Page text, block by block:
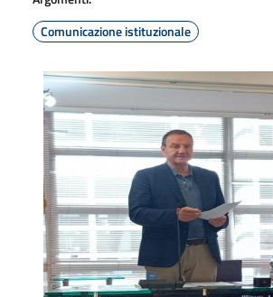
Comunicazione istituzionale